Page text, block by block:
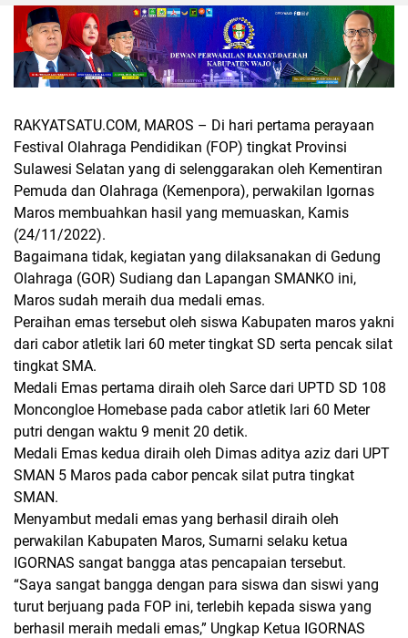
RAKYATSATU.COM, MAROS – Di hari pertama perayaan
Festival Olahraga Pendidikan (FOP) tingkat Provinsi
Sulawesi Selatan yang di selenggarakan oleh Kementiran
Pemuda dan Olahraga (Kemenpora), perwakilan Igornas
Maros membuahkan hasil yang memuaskan, Kamis
(24/11/2022).
Bagaimana tidak, kegiatan yang dilaksanakan di Gedung
Olahraga (GOR) Sudiang dan Lapangan SMANKO ini,
Maros sudah meraih dua medali emas.
Peraihan emas tersebut oleh siswa Kabupaten maros yakni
dari cabor atletik lari 60 meter tingkat SD serta pencak silat
tingkat SMA.
Medali Emas pertama diraih oleh Sarce dari UPTD SD 108
Moncongloe Homebase pada cabor atletik lari 60 Meter
putri dengan waktu 9 menit 20 detik.
Medali Emas kedua diraih oleh Dimas aditya aziz dari UPT
SMAN 5 Maros pada cabor pencak silat putra tingkat
SMAN.
Menyambut medali emas yang berhasil diraih oleh
perwakilan Kabupaten Maros, Sumarni selaku ketua
IGORNAS sangat bangga atas pencapaian tersebut.
“Saya sangat bangga dengan para siswa dan siswi yang
turut berjuang pada FOP ini, terlebih kepada siswa yang
berhasil meraih medali emas,” Ungkap Ketua IGORNAS